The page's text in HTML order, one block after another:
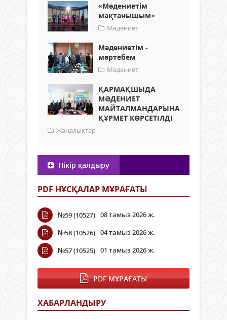
«Мәдениетім
мақтанышым»
Мәдениет
Мәдениетім -
мәртебем
Мәдениет
ҚАРМАҚШЫДА
МӘДЕНИЕТ
МАЙТАЛМАНДАРЫНА
ҚҰРМЕТ КӨРСЕТІЛДІ
Жаңалықтар
Пікір қалдыру
PDF НҰСҚАЛАР МҰРАҒАТЫ
№59 (10527) 08 тамыз 2026 ж.
№58 (10526) 04 тамыз 2026 ж.
№57 (10525) 01 тамыз 2026 ж.
PDF МҰРАҒАТЫ
ХАБАРЛАНДЫРУ